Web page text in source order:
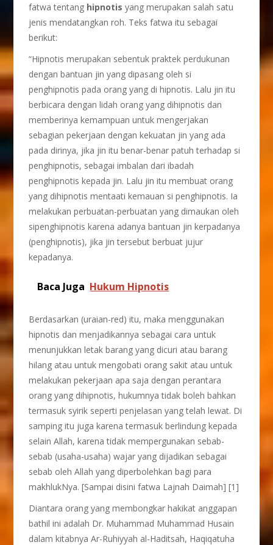
fatwa tentang hipnotis yang merupakan salah satu
jenis mendatangkan roh. Teks fatwa itu sebagai
berikut:
“Hipnotis merupakan sebentuk praktek perdukunan
dengan bantuan jin yang dipasang oleh si
penghipnotis pada orang yang di hipnotis. Lalu jin itu
berbicara dengan lidah orang yang dihipnotis dan
memberinya kemampuan untuk mengerjakan
sebagian pekerjaan dengan kekuatan jin yang ada
pada dirinya, jika jin itu benar-benar patuh terhadap si
penghipnotis, sebagai imbalan dari ibadah
penghipnotis kepada jin. Lalu jin itu membuat orang
yang dihipnotis mentaati kemauan si penghipnotis. Ia
melakukan perbuatan-perbuatan yang dimaukan oleh
sipenghipnotis karena adanya bantuan jin kerpadanya
(penghipnotis), jika jin tersebut berbuat jujur
kepadanya.
Baca Juga Hukum Hipnotis
Berdasarkan (uraian-red) itu, maka menggunakan
hipnotis dan menjadikannya sebagai cara untuk
menunjukkan letak barang yang dicuri atau barang
hilang atau untuk mengobati orang sakit atau untuk
melakukan pekerjaan apa saja dengan perantara
orang yang dihipnotis, hukumnya tidak boleh bahkan
termasuk syirik seperti penjelasan yang telah lewat. Di
samping itu juga karena termasuk berlindung kepada
selain Allah, karena tidak mempergunakan sebab-
sebab (usaha-usaha) wajar yang dijadikan sebagai
sebab oleh Allah yang diperbolehkan bagi para
makhlukNya. [Sampai disini fatwa Lajnah Daimah] [1]
Diantara orang yang membongkar hakikat anggapan
bathil ini adalah Dr. Muhammad Muhammad Husain
dalam kitabnya Ar-Ruhiyyah al-Haditsah, Haqiqatuha